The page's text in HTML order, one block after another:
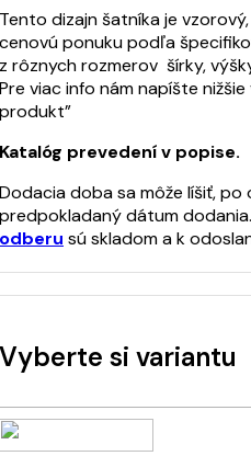
Tento dizajn šatníka je
cenovú ponuku podľa
z rôznych rozmerov šírky,
Pre viac info nám napíšte
produkt”
Katalóg prevedení v popise.
Dodacia doba sa môže líšiť, po
predpokladaný dátum
odberu sú skladom a k
Vyberte si variantu